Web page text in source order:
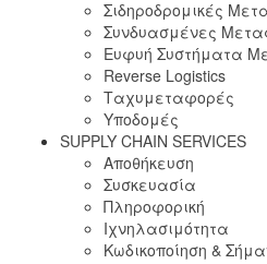
Σιδηροδρομικές
Συνδυασμένες
Ευφυή Συστήματα
Reverse Logistics
Ταχυμεταφορές
Υποδομές
SUPPLY CHAIN SERVICES
Αποθήκευση
Συσκευασία
Πληροφορική
Ιχνηλασιμότητα
Κωδικοποίηση &